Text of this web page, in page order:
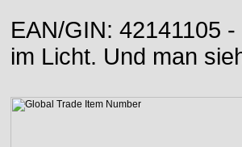
EAN/GIN: 42141105
im Licht. Und man